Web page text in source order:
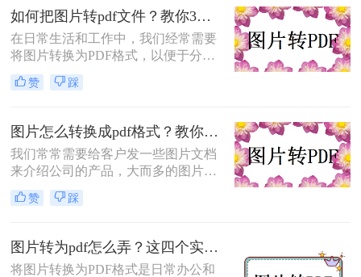
等问题，不仅影响工作效率，还可能
导致重要资料丢失。那么电脑怎么把
图片转换成pdf呢？本文基于Windows
系统实测，系统梳理5种安全有效的
转换方法，助你快速掌握高效转换技
巧，让图片转换不再是困扰！
如何把图片转pdf文件？教你3种方法，轻松搞定！
在日常生活和工作中，我们经常需要
将图片转换为PDF格式，以便于分
享、打印或存档。PDF文件具有跨平
台兼容性好、格式稳定、易于阅读等
遍。那么如何把图片转PDF文件呢？
本文将介绍几种常用的将图片转换为
PDF文件的方法，帮助读者轻松实现
格式转换。
赞 踩
图片怎么转换成pdf格式？教你3招快速转换技巧!
我们常常需要给客户发一些图片文档
来介绍公司的产品，大而多的图片会
比较烦人，此时如果可以把所有的图
片放到一个PDF文档中就方便多了。
现在，小编就教您两种方法来帮助您
实现图片转pdf！
赞 踩
图片转为pdf怎么弄？这四个实用指南收好！
将图片转换为PDF格式是日常办公和